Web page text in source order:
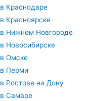
в Краснодаре
в Красноярске
в Нижнем Новгороде
в Новосибирске
в Омске
в Перми
в Ростове на Дону
в Самаре